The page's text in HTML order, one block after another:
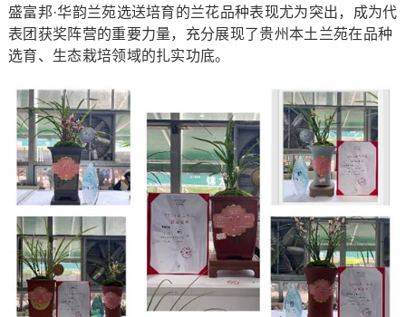
盛富邦·华韵兰苑选送培育的兰花品种表现尤为突出，成为代
表团获奖阵营的重要力量，充分展现了贵州本土兰苑在品种
选育、生态栽培领域的扎实功底。